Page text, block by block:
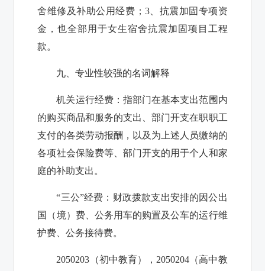
舍维修及补助公用经费；3、抗震加固专项资
金，也全部用于女生宿舍抗震加固项目工程
款。
九、专业性较强的名词解释
机关运行经费：指部门在基本支出范围内
的购买商品和服务的支出、部门开支在职职工
支付的各类劳动报酬，以及为上述人员缴纳的
各项社会保险费等、部门开支的用于个人和家
庭的补助支出。
“三公”经费：财政拨款支出安排的因公出
国（境）费、公务用车的购置及公车的运行维
护费、公务接待费。
2050203（初中教育），2050204（高中教